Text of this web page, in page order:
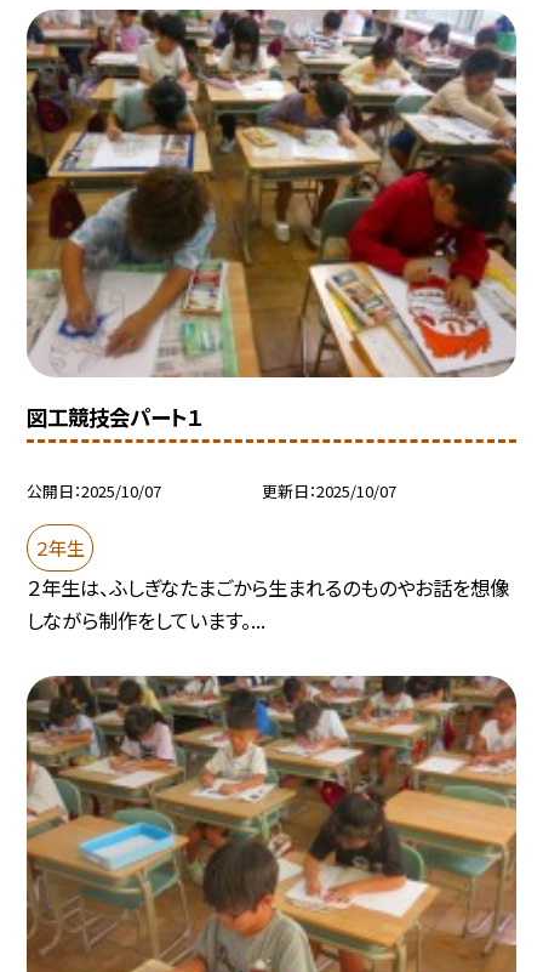
図工競技会パート１
公開日 2025/10/07 更新日 2025/10/07
２年生
２年生は、ふしぎなたまごから生まれるのものやお話を想像
しながら制作をしています。...